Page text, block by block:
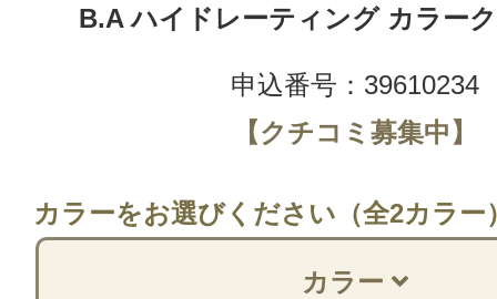
B.A ハイドレーティング カラー
申込番号：39610234
【クチコミ募集中】
カラーをお選びください（全2カラー
カラー